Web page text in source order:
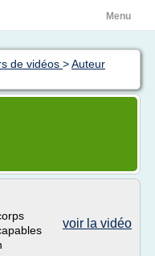
Menu
de vidéos >Auteur
voir la vidéo